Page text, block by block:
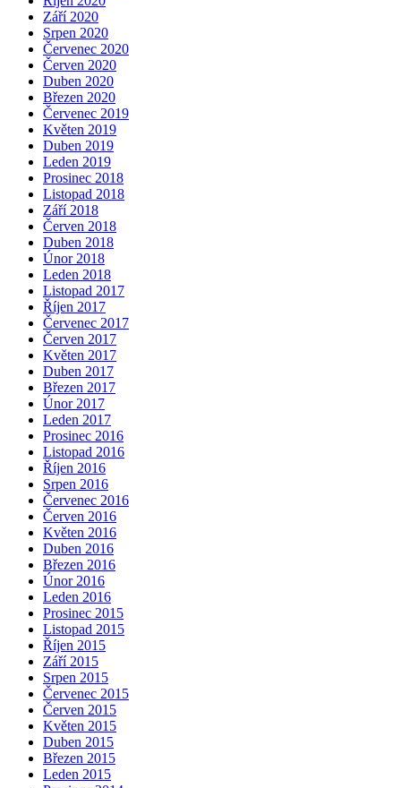
Září 2020
Srpen 2020
Červenec 2020
Červen 2020
Duben 2020
Březen 2020
Červenec 2019
Květen 2019
Duben 2019
Leden 2019
Prosinec 2018
Listopad 2018
Září 2018
Červen 2018
Duben 2018
Únor 2018
Leden 2018
Listopad 2017
Říjen 2017
Červenec 2017
Červen 2017
Květen 2017
Duben 2017
Březen 2017
Únor 2017
Leden 2017
Prosinec 2016
Listopad 2016
Říjen 2016
Srpen 2016
Červenec 2016
Červen 2016
Květen 2016
Duben 2016
Březen 2016
Únor 2016
Leden 2016
Prosinec 2015
Listopad 2015
Říjen 2015
Září 2015
Srpen 2015
Červenec 2015
Červen 2015
Květen 2015
Duben 2015
Březen 2015
Leden 2015